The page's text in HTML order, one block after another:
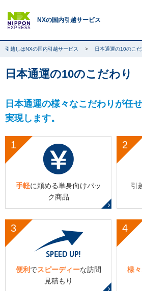
NXの国内引越サービス
引越しはNXの国内引越サービス 日本通運の10のこだ
日本通運の10のこだわり
日本通運の様々なこだわりが任
実現します。
1
手軽に頼める単身向けパッ
ク商品
2
引
3
便利でスピーディーな訪問
見積もり
4
様